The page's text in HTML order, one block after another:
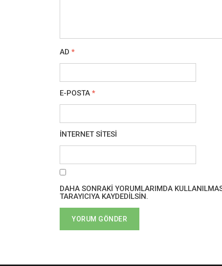
AD *
E-POSTA *
İNTERNET SITESI
DAHA SONRAKI YORUMLARIMDA
TARAYICIYA KAYDEDILSIN.